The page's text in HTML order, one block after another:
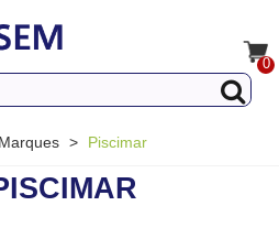
0
Marques > Piscimar